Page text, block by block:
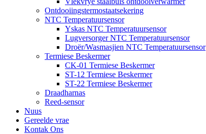
Ontdooiingstermostaatsekering
NTC Temperatuursensor
Yskas NTC Temperatuursensor
Lugversorger NTC Temperatuursensor
Droër/Wasmasjien NTC Temperatuursensor
Termiese Beskermer
CK-01 Termiese Beskermer
ST-12 Termiese Beskermer
ST-22 Termiese Beskermer
Draadharnas
Reed-sensor
Nuus
Gereelde vrae
Kontak Ons